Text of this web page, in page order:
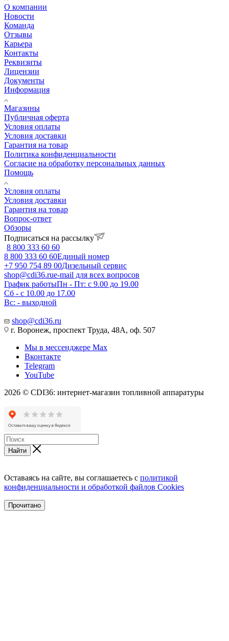
О компании
Новости
Команда
Отзывы
Карьера
Контакты
Реквизиты
Лицензии
Документы
Информация
Магазины
Публичная оферта
Условия оплаты
Условия доставки
Гарантия на товар
Политика конфиденциальности
Согласие на обработку персональных данных
Помощь
Условия оплаты
Условия доставки
Гарантия на товар
Вопрос-ответ
Обзоры
Подписаться на рассылку
8 800 333 60 60
8 800 333 60 60Единый номер
+7 950 754 89 00Дизельный сервис
shop@cdi36.rue-mail для всех вопросов
График работыПн - Пт: с 9.00 до 19.00
Сб - с 10.00 до 17.00
Вс: - выходной
shop@cdi36.ru
г. Воронеж, проспект Труда, 48А, оф. 507
Мы в мессенджере Max
Вконтакте
Telegram
YouTube
2026 © CDI36: интернет-магазин топливной аппаратуры
Найти
Оставаясь на сайте, вы соглашаетесь с политикой
конфиденциальности и обработкой файлов Cookies
Прочитано